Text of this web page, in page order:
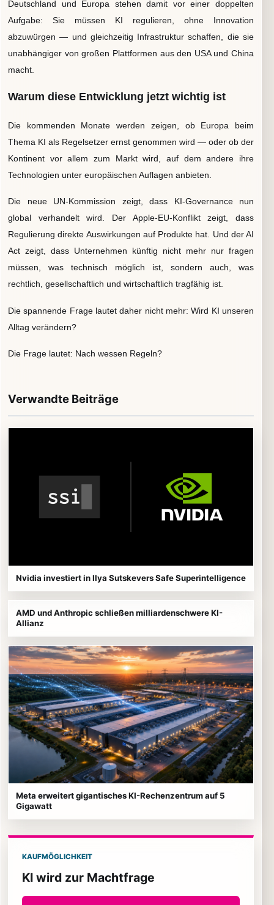
Deutschland und Europa stehen damit vor einer doppelten
Aufgabe: Sie müssen KI regulieren, ohne Innovation
abzuwürgen — und gleichzeitig Infrastruktur schaffen, die sie
unabhängiger von großen Plattformen aus den USA und China
macht.
Warum diese Entwicklung jetzt wichtig ist
Die kommenden Monate werden zeigen, ob Europa beim
Thema KI als Regelsetzer ernst genommen wird — oder ob der
Kontinent vor allem zum Markt wird, auf dem andere ihre
Technologien unter europäischen Auflagen anbieten.
Die neue UN-Kommission zeigt, dass KI-Governance nun
global verhandelt wird. Der Apple-EU-Konflikt zeigt, dass
Regulierung direkte Auswirkungen auf Produkte hat. Und der AI
Act zeigt, dass Unternehmen künftig nicht mehr nur fragen
müssen, was technisch möglich ist, sondern auch, was
rechtlich, gesellschaftlich und wirtschaftlich tragfähig ist.
Die spannende Frage lautet daher nicht mehr: Wird KI unseren
Alltag verändern?
Die Frage lautet: Nach wessen Regeln?
Verwandte Beiträge
Nvidia investiert in Ilya Sutskevers Safe Superintelligence
AMD und Anthropic schließen milliardenschwere KI-
Allianz
Meta erweitert gigantisches KI-Rechenzentrum auf 5
Gigawatt
KAUFMÖGLICHKEIT
KI wird zur Machtfrage